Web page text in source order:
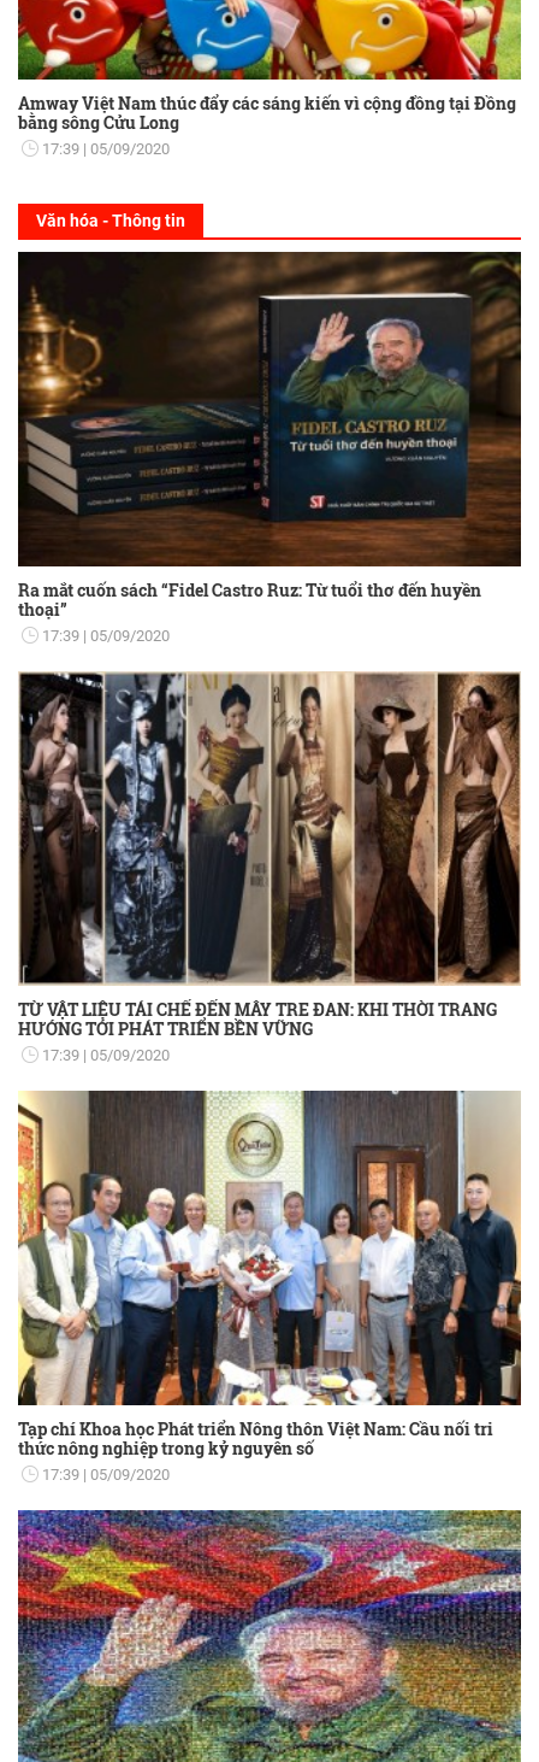
Amway Việt Nam thúc đẩy các sáng kiến vì cộng đồng tại Đồng
bằng sông Cửu Long
17:39 05/09/2020
Văn hóa - Thông tin
Ra mắt cuốn sách “Fidel Castro Ruz: Từ tuổi thơ đến huyền
thoại”
17:39 05/09/2020
TỪ VẬT LIỆU TÁI CHẾ ĐẾN MÂY TRE ĐAN: KHI THỜI TRANG
HƯỚNG TỚI PHÁT TRIỂN BỀN VỮNG
17:39 05/09/2020
Tạp chí Khoa học Phát triển Nông thôn Việt Nam: Cầu nối tri
thức nông nghiệp trong kỷ nguyên số
17:39 05/09/2020